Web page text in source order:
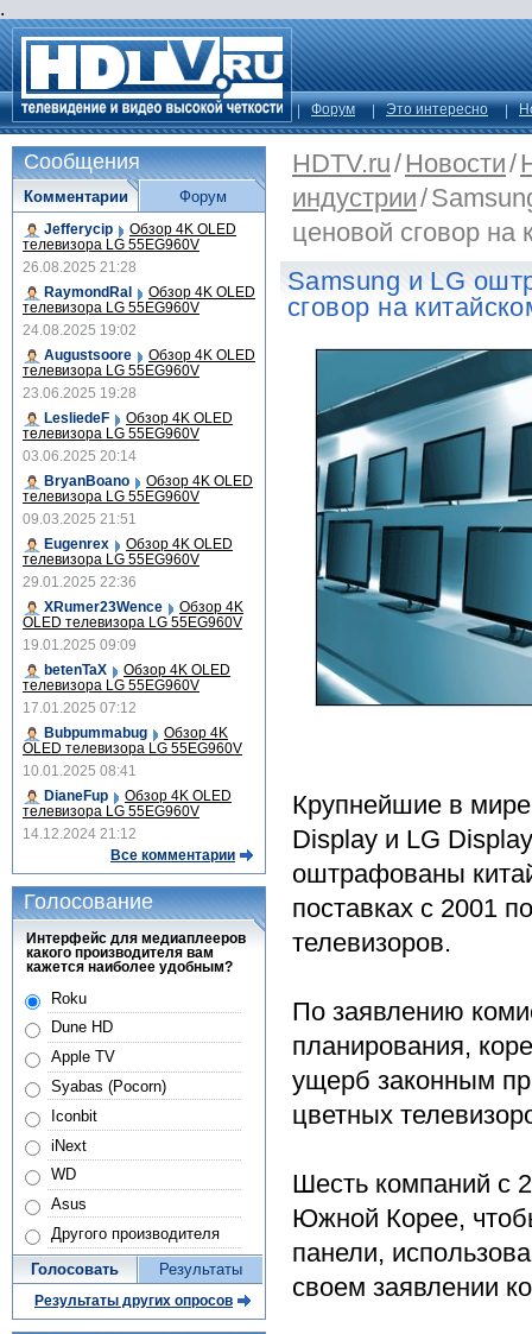
.
Форум Это интересно
HDTV.ru/Новости/
индустрии/
ценовой сговор на
Samsung и LG
сговор на
Крупнейшие в
Display и LG
оштрафованы
поставках с 2001
телевизоров.
По заявлению
планирования,
ущерб законным
цветных
Шесть компаний с
Южной Корее,
панели,
своем заявлении
Сообщения
Комментарии
Jefferycip Обзор 4K OLED
телевизора LG 55EG960V
26.08.2025 21:28
RaymondRal
Обзор 4K OLED
телевизора LG 55EG960V
24.08.2025 19:02
Augustsoore
Обзор 4K OLED
телевизора LG 55EG960V
23.06.2025 19:28
LesliedeF
Обзор 4K OLED
телевизора LG 55EG960V
03.06.2025 20:14
BryanBoano
Обзор 4K OLED
телевизора LG 55EG960V
09.03.2025 21:51
Eugenrex
Обзор 4K OLED
телевизора LG 55EG960V
29.01.2025 22:36
XRumer23Wence
Обзор 4K
OLED телевизора LG 55EG960V
19.01.2025 09:09
betenTaX
Обзор 4K OLED
телевизора LG 55EG960V
17.01.2025 07:12
Bubpummabug
Обзор 4K
OLED телевизора LG 55EG960V
10.01.2025 08:41
DianeFup
Обзор 4K OLED
телевизора LG 55EG960V
14.12.2024 21:12
Все комментарии
Форум
Голосование
Интерфейс для медиаплееров
какого производителя вам
кажется наиболее удобным?
Roku
Dune HD
Apple TV
Syabas (Pocorn)
Iconbit
iNext
WD
Asus
Другого производителя
Голосовать Результаты
Результаты других опросов